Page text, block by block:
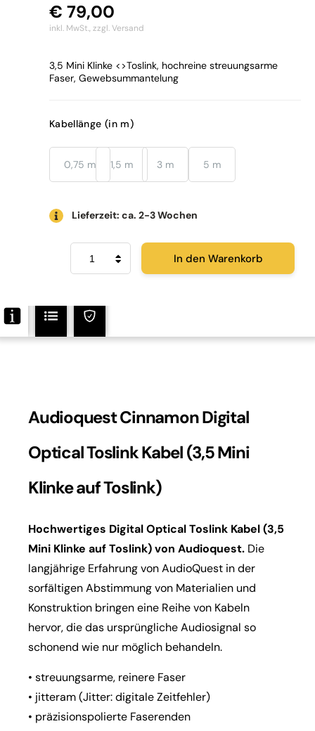
€ 79,00
inkl. MwSt.,zzgl. Versand
3,5 Mini Klinke <>Toslink, hochreine streuungsarme
Faser, Gewebsummantelung
Kabellänge (in m)
0,75 m 1,5 m 3 m 5 m
Lieferzeit: ca. 2-3 Wochen
Audioquest
Optical
Cinnamon
Klinke
Toslink
Menge
In den Warenkorb
Audioquest Cinnamon Digital
Optical Toslink Kabel (3,5 Mini
Klinke auf Toslink)
Hochwertiges Digital Optical Toslink Kabel (3,5
Mini Klinke auf Toslink) von Audioquest. Die
langjährige Erfahrung von AudioQuest in der
sorfältigen Abstimmung von Materialien und
Konstruktion bringen eine Reihe von Kabeln
hervor, die das ursprüngliche Audiosignal so
schonend wie nur möglich behandeln.
• streuungsarme, reinere Faser
• jitteram (Jitter: digitale Zeitfehler)
• präzisionspolierte Faserenden